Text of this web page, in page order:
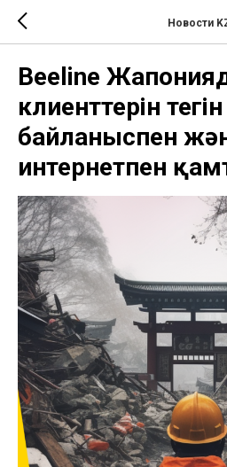
Новости
Beeline
клиенттерін тегін
байланыспен
интернетпен